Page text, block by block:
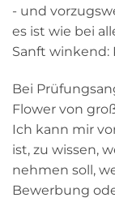
- und
es ist wie bei
Sanft winkend:
Bei
Flower von
Ich kann mir
ist, zu wissen,
nehmen soll,
Bewerbung